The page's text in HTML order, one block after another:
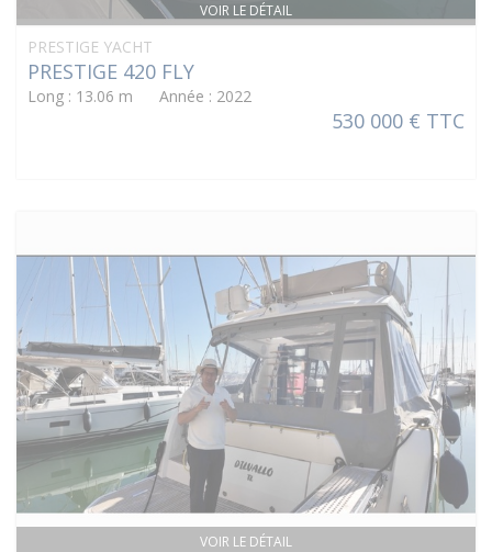
VOIR LE DÉTAIL
PRESTIGE YACHT
PRESTIGE 420 FLY
Long : 13.06 m Année : 2022
530 000 € TTC
VOIR LE DÉTAIL